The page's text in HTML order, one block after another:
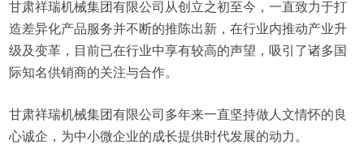
甘肃祥瑞机械集团有限公司从创立之初至今，一直致力于打
造差异化产品服务并不断的推陈出新，在行业内推动产业升
级及变革，目前已在行业中享有较高的声望，吸引了诸多国
际知名供销商的关注与合作。
甘肃祥瑞机械集团有限公司多年来一直坚持做人文情怀的良
心诚企，为中小微企业的成长提供时代发展的动力。